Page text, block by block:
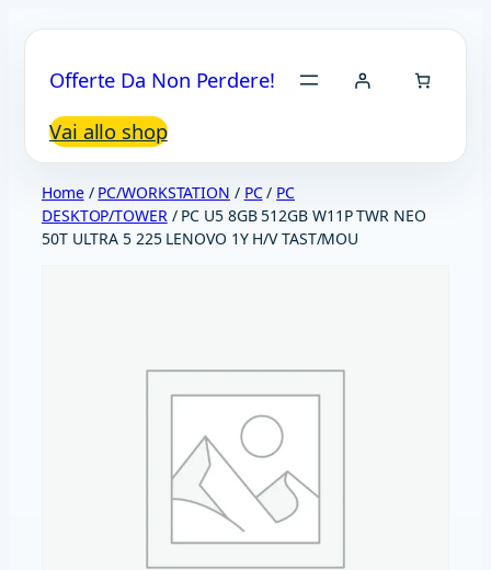
contenuto
Offerte Da Non Perdere!
Vai allo shop
Home/ PC/WORKSTATION / PC/ PC
DESKTOP/TOWER / PC U5 8GB 512GB W11P TWR NEO
50T ULTRA 5 225 LENOVO 1Y H/V TAST/MOU